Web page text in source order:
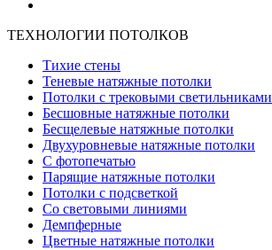
ТЕХНОЛОГИИ ПОТОЛКОВ
Тихие стены
Теневые натяжные потолки
Потолки с трековыми светильниками
Бесшовные натяжные потолки
Бесщелевые натяжные потолки
Двухуровневые натяжные потолки
С фотопечатью
Парящие натяжные потолки
Потолки с подсветкой
Со световыми линиями
Демпферные
Цветные натяжные потолки